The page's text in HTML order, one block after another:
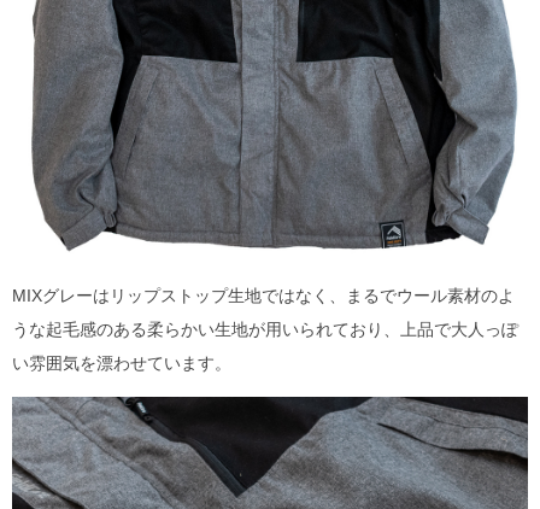
MIXグレーはリップストップ生地ではなく、まるでウール素材のよ
うな起毛感のある柔らかい生地が用いられており、上品で大人っぽ
い雰囲気を漂わせています。